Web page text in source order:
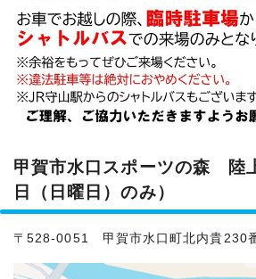
甲賀市水口スポーツの森 陸
日（日曜日）のみ）
〒528-0051 甲賀市水口町北内貴230